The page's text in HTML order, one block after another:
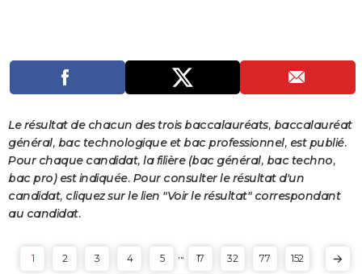
Le résultat de chacun des trois baccalauréats, baccalauréat
général, bac technologique et bac professionnel, est publié.
Pour chaque candidat, la filière (bac général, bac techno,
bac pro) est indiquée. Pour consulter le résultat d'un
candidat, cliquez sur le lien "Voir le résultat" correspondant
au candidat.
1 2 3 4 5 ... 17 32 77 152